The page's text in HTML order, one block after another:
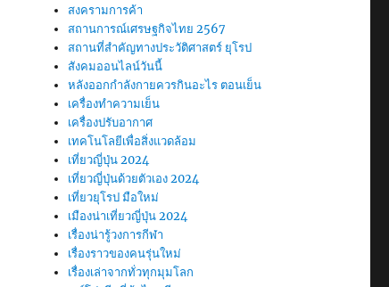
สงครามการค้า
สถานการณ์เศรษฐกิจไทย 2567
สถานที่สําคัญทางประวัติศาสตร์ ยุโรป
สังคมออนไลน์วันนี้
หลังออกกําลังกายควรกินอะไร ตอนเย็น
เครื่องทำความเย็น
เครื่องปรับอากาศ
เทคโนโลยีเพื่อสิ่งแวดล้อม
เที่ยวญี่ปุ่น 2024
เที่ยวญี่ปุ่นด้วยตัวเอง 2024
เที่ยวยุโรป มือใหม่
เมืองน่าเที่ยวญี่ปุ่น 2024
เรื่องน่ารู้วงการกีฬา
เรื่องราวของคนรุ่นใหม่
เรื่องเล่าจากทั่วทุกมุมโลก